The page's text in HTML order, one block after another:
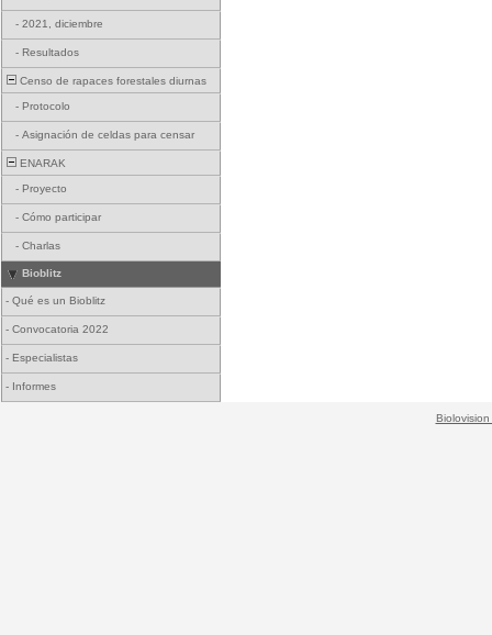
- 2021, diciembre
- Resultados
Censo de rapaces forestales diurnas
- Protocolo
- Asignación de celdas para censar
ENARAK
- Proyecto
- Cómo participar
- Charlas
Bioblitz
- Qué es un Bioblitz
- Convocatoria 2022
- Especialistas
- Informes
Biolovision